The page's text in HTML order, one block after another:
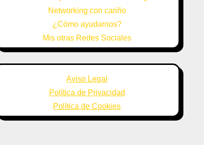
Networking con cariño
¿Cómo ayudarnos?
Mis otras Redes Sociales
Aviso Legal
Política de Privacidad
Política de Cookies